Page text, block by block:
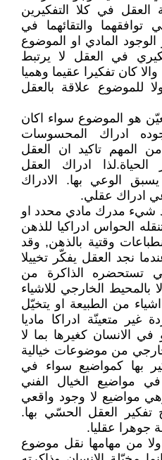
العقل في كلا التفكيرين
توافقهما والتقائهما في
المادي او الموضوع
في العقل لا يرتبط
كان تفكيرا عقيما وهميا
للموضوع علاقة بالعقل
هو الموضوع سواء اكان
ادراك المحسوسات
المهم تاكيد ان العقل
ادراك العقل
الوعي بها. الادراك
ادراك عقلي.
شيء مدرك مادي محدد او
الحواس ادراكيا للذهن
وقتية بالذهن, وقد
نجد العقل يفكّر تخييلا
تستحضره الذاكرة من
بالمحيط الخارجي للاشياء
من الطبيعة او يتخيّل
متعينّة ادراكا ماديا
الانسان كغيرها بما لا
من موضوعات خيالية
بها كمواضيع سواء في
مواضيع الخيال الفني
وهي مواضيع لا وجود واقعي
تفكير العقل الحسّي بها.
جوهرا عقليا.
ولا من مهامها نقل موضوع